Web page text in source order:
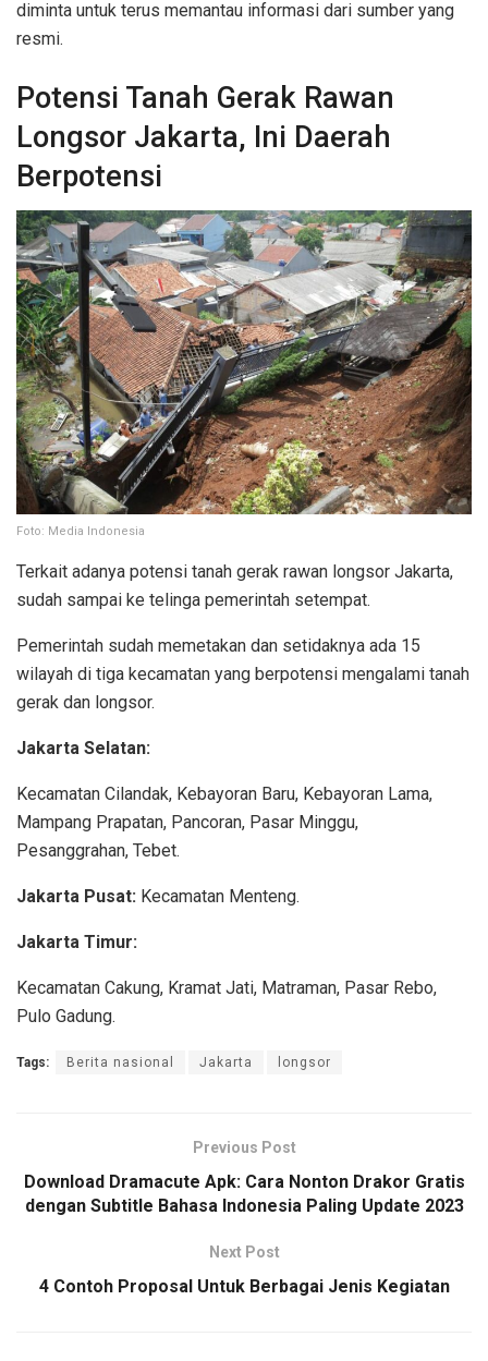
diminta untuk terus memantau informasi dari sumber yang
resmi.
Potensi Tanah Gerak Rawan
Longsor Jakarta, Ini Daerah
Berpotensi
Foto: Media Indonesia
Terkait adanya potensi tanah gerak rawan longsor Jakarta,
sudah sampai ke telinga pemerintah setempat.
Pemerintah sudah memetakan dan setidaknya ada 15
wilayah di tiga kecamatan yang berpotensi mengalami tanah
gerak dan longsor.
Jakarta Selatan:
Kecamatan Cilandak, Kebayoran Baru, Kebayoran Lama,
Mampang Prapatan, Pancoran, Pasar Minggu,
Pesanggrahan, Tebet.
Jakarta Pusat: Kecamatan Menteng.
Jakarta Timur:
Kecamatan Cakung, Kramat Jati, Matraman, Pasar Rebo,
Pulo Gadung.
Tags: Berita nasional Jakarta longsor
Previous Post
Download Dramacute Apk: Cara Nonton Drakor Gratis
dengan Subtitle Bahasa Indonesia Paling Update 2023
Next Post
4 Contoh Proposal Untuk Berbagai Jenis Kegiatan